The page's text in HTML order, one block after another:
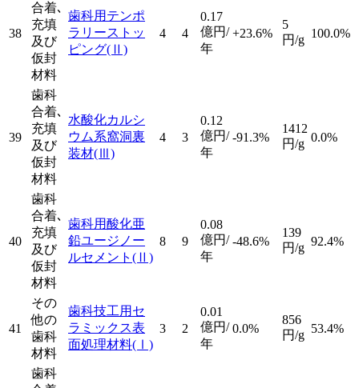
38
合着､
充填
及び
仮封
材料
歯科用テンポ
ラリーストッ
ピング(Ⅱ)
4 4
0.17
億円/
年
+23.6%
5
円/g 100.0%
39
歯科
合着､
充填
及び
仮封
材料
水酸化カルシ
ウム系窩洞裏
装材(Ⅲ)
4 3
0.12
億円/
年
-91.3%
1412
円/g 0.0%
40
歯科
合着､
充填
及び
仮封
材料
歯科用酸化亜
鉛ユージノー
ルセメント (Ⅱ)
8 9
0.08
億円/
年
-48.6%
139
円/g 92.4%
41
その
他の
歯科
材料
歯科技工用セ
ラミックス表
面処理材料(Ⅰ)
3 2
0.01
億円/
年
0.0%
856
円/g 53.4%
歯科